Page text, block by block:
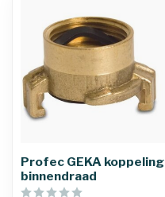
Profec GEKA koppeling
binnendraad
25 mm